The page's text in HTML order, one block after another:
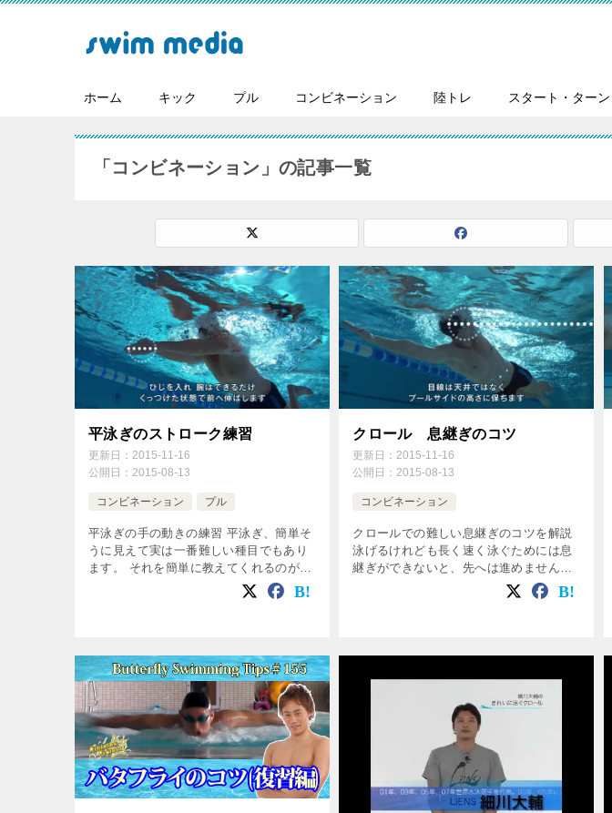
ホーム キック プル コンビネーション 陸トレ スタート・ターン
「コンビネーション」の記事一覧
平泳ぎのストローク練習
更新日： 2015-11-16
公開日： 2015-08-13
コンビネーション プル
平泳ぎの手の動きの練習 平泳ぎ、簡単そ
うに見えて実は一番難しい種目でもあり
ます。 それを簡単に教えてくれるのがこ
れ。 Speedojapanのこの映像。 水中映像
を交えながら、しっかりとかつ丁寧に教
クロール 息継ぎのコツ
更新日：2015-11-16
公開日：2015-08-13
コンビネーション
クロールでの難しい息継ぎのコツを解説
泳げるけれども長く速く泳ぐためには息
継ぎができないと、先へは進めません。
そんなあなたにクロール(自由形)の息継
ぎのコツをお教えします。 1.身体の回転